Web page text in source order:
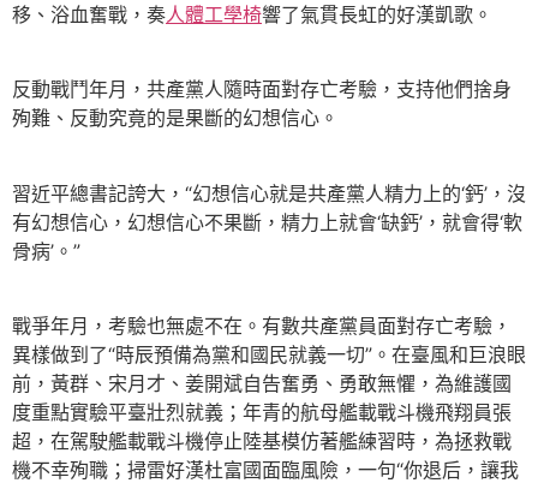
移、浴血奮戰，奏人體工學椅響了氣貫長虹的好漢凱歌。
反動戰鬥年月，共產黨人隨時面對存亡考驗，支持他們捨身
殉難、反動究竟的是果斷的幻想信心。
習近平總書記誇大，“幻想信心就是共產黨人精力上的‘鈣’，沒
有幻想信心，幻想信心不果斷，精力上就會‘缺鈣’，就會得‘軟
骨病’。”
戰爭年月，考驗也無處不在。有數共產黨員面對存亡考驗，
異樣做到了“時辰預備為黨和國民就義一切”。在臺風和巨浪眼
前，黃群、宋月才、姜開斌自告奮勇、勇敢無懼，為維護國
度重點實驗平臺壯烈就義；年青的航母艦載戰斗機飛翔員張
超，在駕駛艦載戰斗機停止陸基模仿著艦練習時，為拯救戰
機不幸殉職；掃雷好漢杜富國面臨風險，一句“你退后，讓我